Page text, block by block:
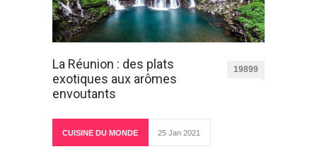
La Réunion : des plats
exotiques aux arômes
envoutants
19899
CUISINE DU MONDE 25 Jan 2021